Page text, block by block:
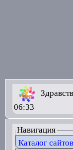
06:33
Навигация
Каталог сайтов